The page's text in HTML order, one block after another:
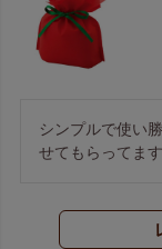
シンプルで使い
せてもらってま